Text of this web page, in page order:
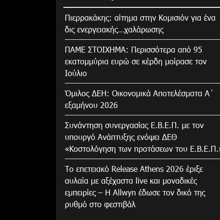
Πιερρακάκης: αίτημα στην Κομισιόν για ένα
δις ενεργειακής…χαλάρωσης
ΠΑΜΕ ΣΤΟΙΧΗΜΑ: Περισσότερα από 95
εκατομμύρια ευρώ σε κέρδη μοίρασε τον
Ιούλιο
Όμιλος ΔΕΗ: Οικονομικά Αποτελέσματα Α΄
εξαμήνου 2026
Συνάντηση συνεργασίας Ε.Β.Ε.Π. με τον
υπουργό Ανάπτυξης ενόψει ΔΕΘ
«Κοστολόγηση των προτάσεων του
Το επετειακό Release Athens 2026 έριξε
αυλαία με αξέχαστα live και μοναδικές
εμπειρίες – Η Allwyn έδωσε τον δικό της
ρυθμό στο φεστιβάλ